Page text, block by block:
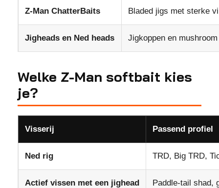
Z-Man ChatterBaits Bladed jigs met sterke
Jigheads en Ned heads Jigkoppen en
Welke Z-Man softbait kies
je?
Visserij Passend profiel
Ned rig TRD, Big TRD,
Actief vissen met een jighead Paddle-tail shad,